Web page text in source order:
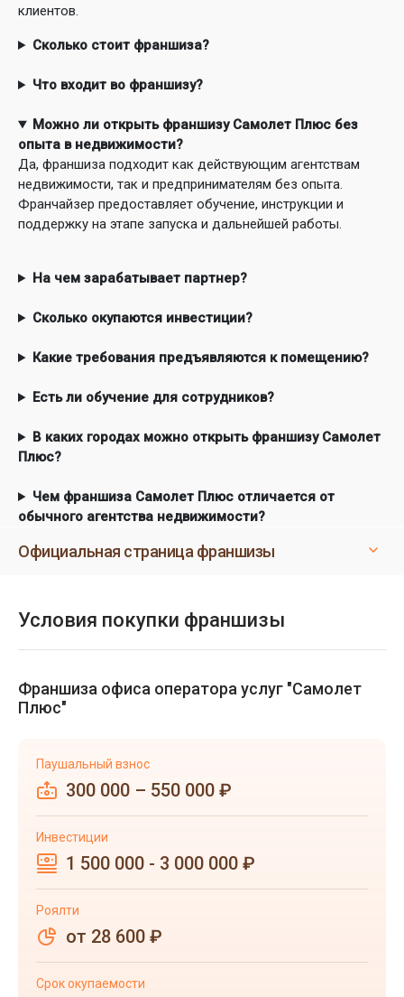
клиентов.
Сколько стоит франшиза?
Что входит во франшизу?
Можно ли открыть франшизу Самолет Плюс без
опыта в недвижимости?
Да, франшиза подходит как действующим агентствам
недвижимости, так и предпринимателям без опыта.
Франчайзер предоставляет обучение, инструкции и
поддержку на этапе запуска и дальнейшей работы.
На чем зарабатывает партнер?
Сколько окупаются инвестиции?
Какие требования предъявляются к помещению?
Есть ли обучение для сотрудников?
В каких городах можно открыть франшизу Самолет
Плюс?
Чем франшиза Самолет Плюс отличается от
обычного агентства недвижимости?
Официальная страница франшизы
Условия покупки франшизы
Франшиза офиса оператора услуг "Самолет
Плюс"
Паушальный взнос
300 000 – 550 000 ₽
Инвестиции
1 500 000 - 3 000 000 ₽
Роялти
от 28 600 ₽
Срок окупаемости